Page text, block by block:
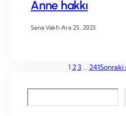
Anne hakkı
Sena Vakfı·Ara 25, 2023
1 23 … 241Sonraki
e